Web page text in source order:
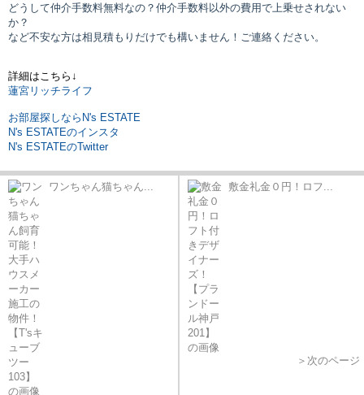
どうして仲介手数料無料なの？仲介手数料以外の費用で上乗せされない
か？
など不安な方は相見積もりだけでも構いません！ご連絡ください。
詳細はこちら↓
蓮宮リッチライフ
お部屋探しならN's ESTATE
N's ESTATEのインスタ
N's ESTATEのTwitter
ワンちゃん猫ちゃん... 敷金礼金０円！ロフ...
＞次のページ